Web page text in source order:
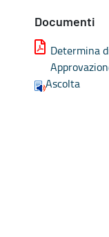
Documenti
Determina
Ascolta